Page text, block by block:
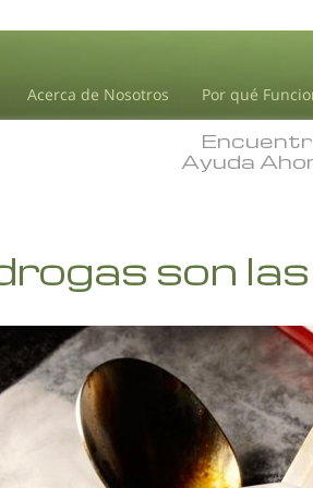
Acerca de Nosotros Por qué
Ayuda
son